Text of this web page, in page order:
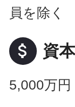
員を除く
attach_money 資
5,000万円